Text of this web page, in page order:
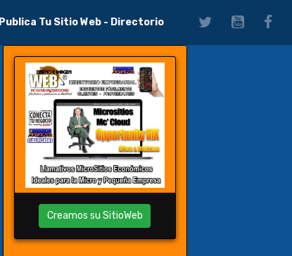
Publica Tu Sitio Web - Directorio
Creamos su SitioWeb